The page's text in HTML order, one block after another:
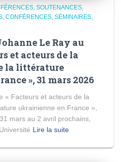
SOUTENANCES,
CONFÉRENCES, SÉMINAIRES,
Le Ray au
et acteurs de la
la littérature
», 31 mars 2026
« Facteurs et acteurs de la
ukrainienne en France »,
mars au 2 avril prochains,
Lire la suite